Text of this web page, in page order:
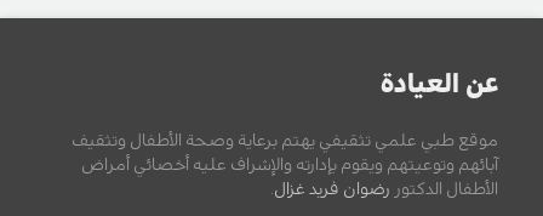
عن العيادة
موقع طبي علمي تثقيفي يهتم برعاية وصحة الأطفال وتثقيف
آبائهم وتوعيتهم ويقوم بإدارته والإشراف عليه أخصائي أمراض
الأطفال الدكتور رضوان فريد غزال